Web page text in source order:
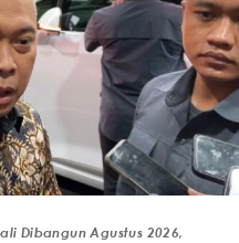
Dibangun Agustus 2026,